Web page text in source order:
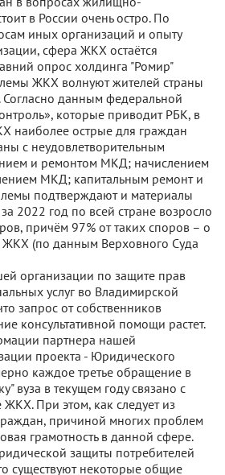
в России очень остро. По
иных организаций и опыту
сфера ЖКХ остаётся
опрос холдинга "Ромир"
ЖКХ волнуют жителей страны
данным федеральной
которые приводит РБК, в
наиболее острые для граждан
с неудовлетворительным
и ремонтом МКД; начислением
МКД; капитальным ремонт и
подтверждают и материалы
2022 год по всей стране возросло
причём 97% от таких споров – о
ЖКХ (по данным Верховного Суда
организации по защите прав
услуг во Владимирской
запрос от собственников
консультативной помощи растет.
партнера нашей
проекта - Юридического
каждое третье обращение в
вуза в текущем году связано с
При этом, как следует из
причиной многих проблем
грамотность в данной сфере.
защиты потребителей
существуют некоторые общие